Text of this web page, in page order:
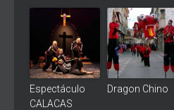
Espectáculo
CALACAS
Dragon Chino